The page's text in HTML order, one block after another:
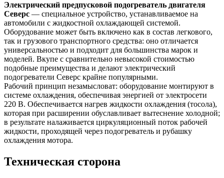
Электрический предпусковой подогреватель двигателя
Северс — специальное устройство, устанавливаемое на
автомобили с жидкостной охлаждающей системой.
Оборудование может быть включено как в состав легкового,
так и грузового транспортного средства: оно отличается
универсальностью и подходит для большинства марок и
моделей. Вкупе с сравнительно невысокой стоимостью
подобные преимущества и делают электрический
подогреватели Северс крайне популярными.
Рабочий принцип незамысловат: оборудование монтируют в
системе охлаждения, обеспечивая энергией от электросети
220 В. Обеспечивается нагрев жидкости охлаждения (тосола),
которая при расширении обуславливает вытеснение холодной;
в результате налаживается циркуляционный поток рабочей
жидкости, проходящей через подогреватель и рубашку
охлаждения мотора.
Техническая сторона